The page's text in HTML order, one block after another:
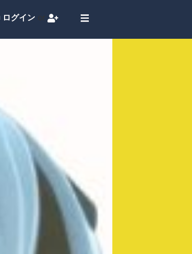
ログイン or